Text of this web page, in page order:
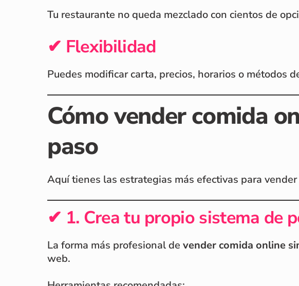
Tu restaurante no queda mezclado con cientos de
✔ Flexibilidad
Puedes modificar carta, precios, horarios o métodos
Cómo vender comida
paso
Aquí tienes las estrategias más efectivas para
✔ 1. Crea tu propio sistema de
La forma más profesional de vender comida online
web.